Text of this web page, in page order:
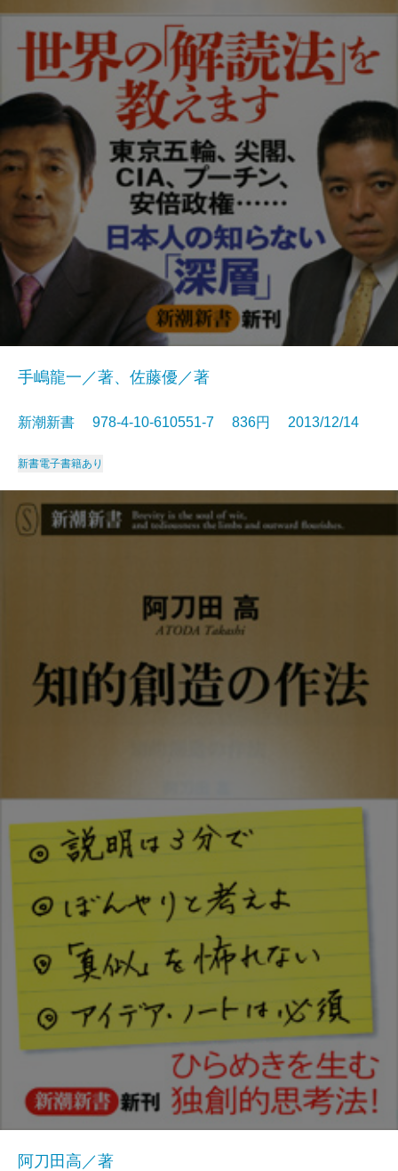
手嶋龍一／著、佐藤優／著
新潮新書 978-4-10-610551-7 836円 2013/12/14
新書電子書籍あり
阿刀田高／著